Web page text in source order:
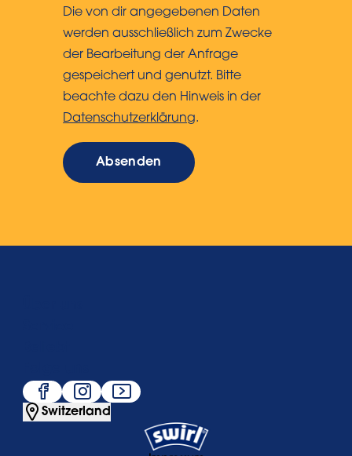
Die von dir angegebenen Daten
werden ausschließlich zum Zwecke
der Bearbeitung der Anfrage
gespeichert und genutzt. Bitte
beachte dazu den Hinweis in der
Datenschutzerklärung.
Absenden
Switzerland